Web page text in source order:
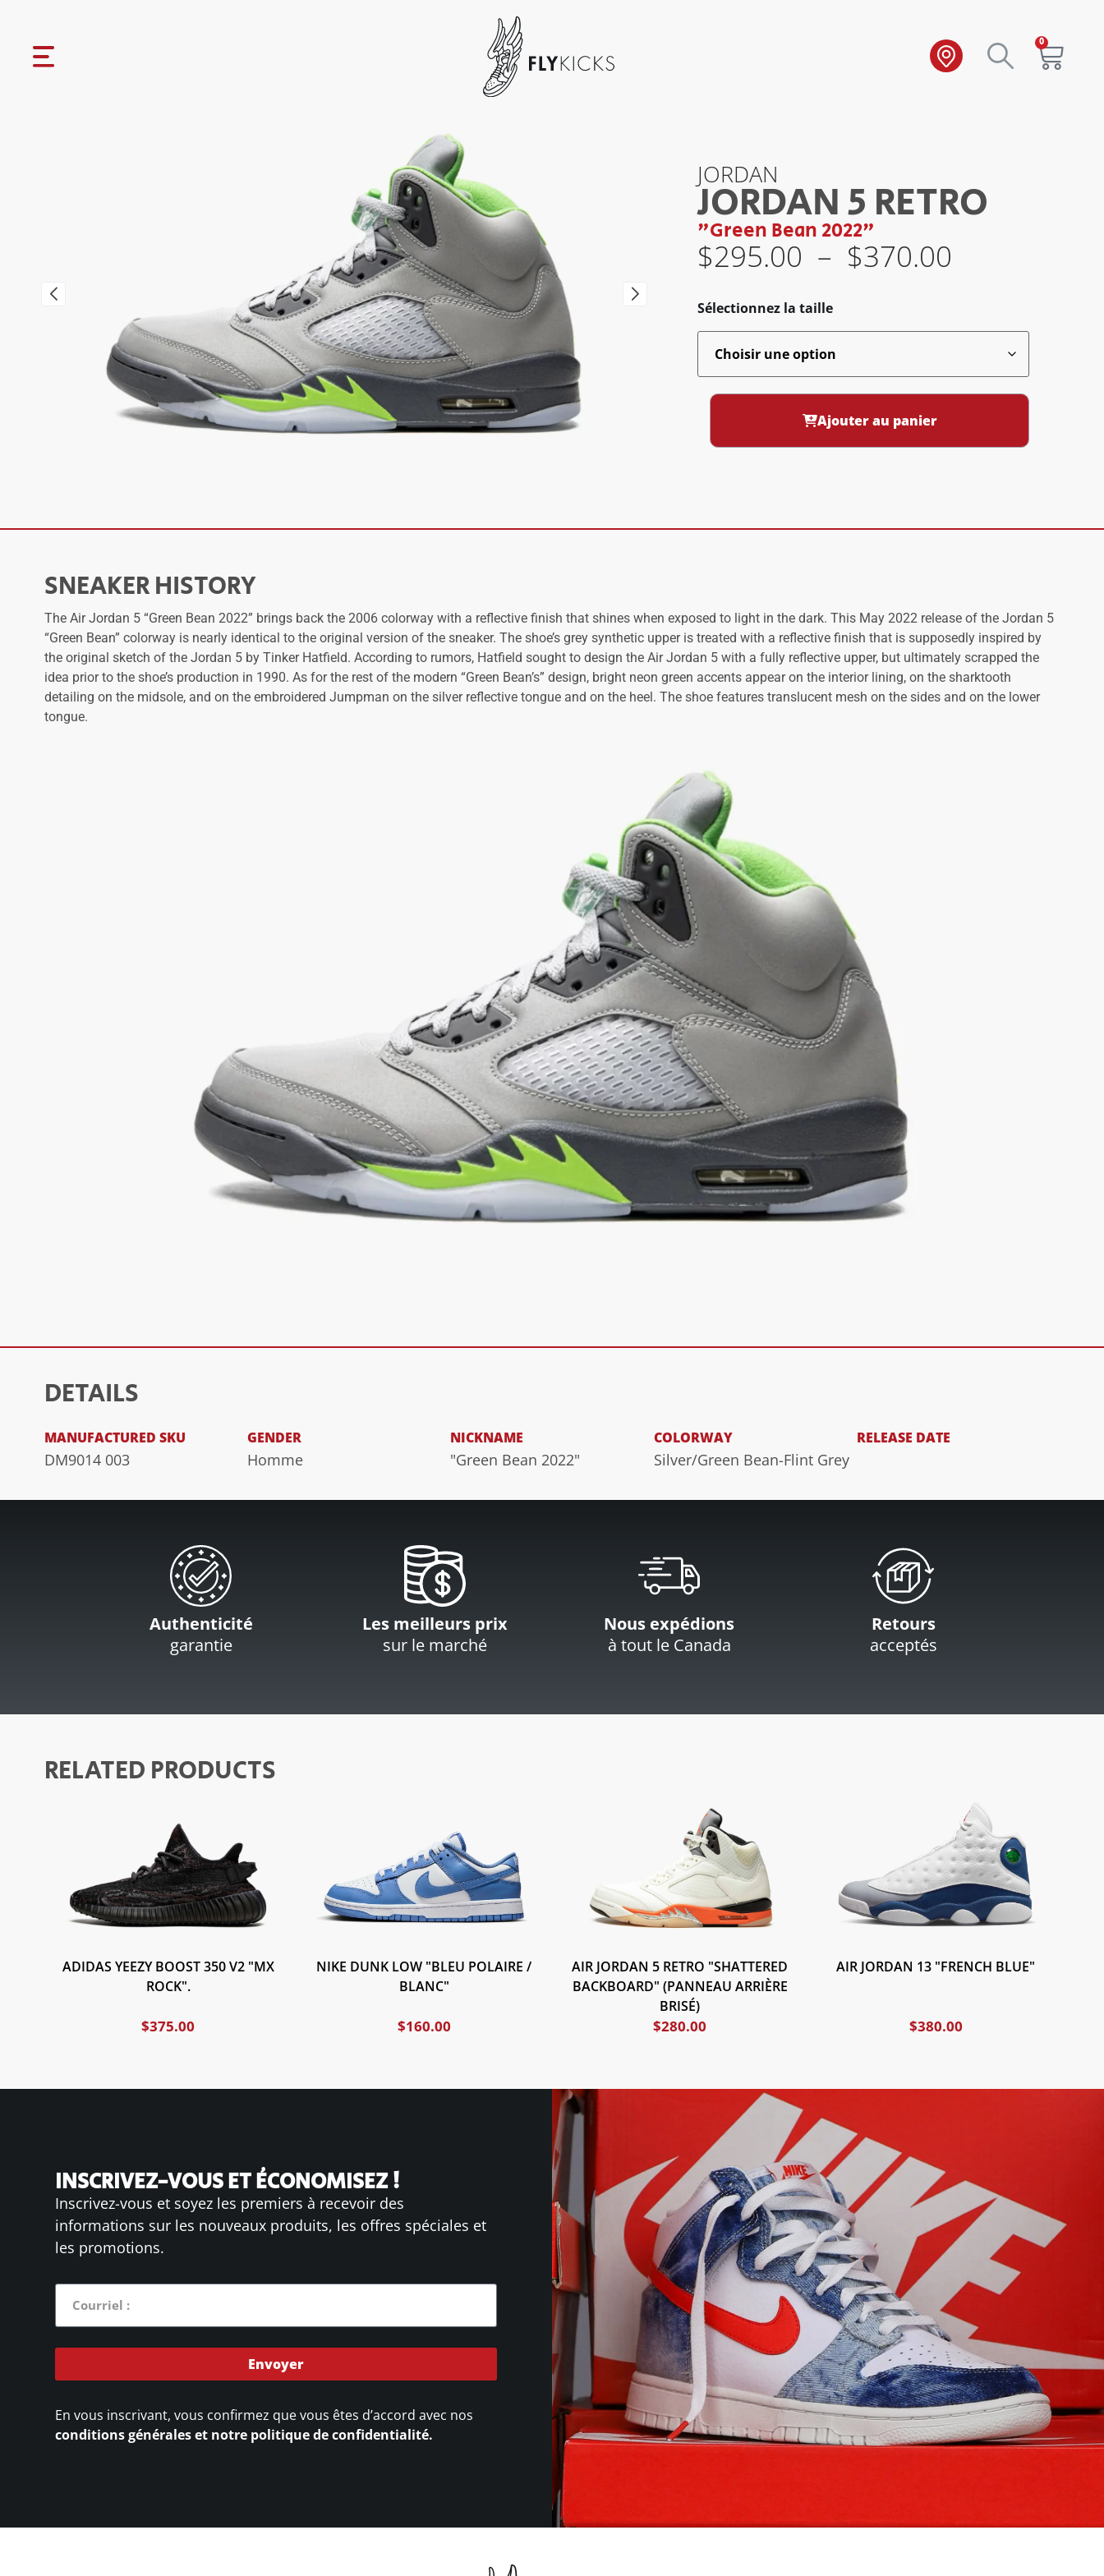
0
JORDAN
JORDAN 5 RETRO
"Green Bean 2022"
$295.00 – $370.00
Sélectionnez la taille
Ajouter au panier
SNEAKER HISTORY
The Air Jordan 5 “Green Bean 2022” brings back the 2006 colorway with a reflective finish that shines when exposed to light in the dark. This May 2022 release of the Jordan 5
“Green Bean” colorway is nearly identical to the original version of the sneaker. The shoe’s grey synthetic upper is treated with a reflective finish that is supposedly inspired by
the original sketch of the Jordan 5 by Tinker Hatfield. According to rumors, Hatfield sought to design the Air Jordan 5 with a fully reflective upper, but ultimately scrapped the
idea prior to the shoe’s production in 1990. As for the rest of the modern “Green Bean’s” design, bright neon green accents appear on the interior lining, on the sharktooth
detailing on the midsole, and on the embroidered Jumpman on the silver reflective tongue and on the heel. The shoe features translucent mesh on the sides and on the lower
tongue.
DETAILS
MANUFACTURED SKU
DM9014 003
GENDER
Homme
NICKNAME
"Green Bean 2022"
COLORWAY
Silver/Green Bean-Flint Grey
RELEASE DATE
Authenticité
garantie
Les meilleurs prix
sur le marché
Nous expédions
à tout le Canada
Retours
acceptés
RELATED PRODUCTS
ADIDAS YEEZY BOOST 350 V2 "MX
ROCK".
$375.00
NIKE DUNK LOW "BLEU POLAIRE /
BLANC"
$160.00
AIR JORDAN 5 RETRO "SHATTERED
BACKBOARD" (PANNEAU ARRIÈRE
BRISÉ)
$280.00
AIR JORDAN 13 "FRENCH BLUE"
$380.00
INSCRIVEZ-VOUS ET ÉCONOMISEZ !
Inscrivez-vous et soyez les premiers à recevoir des
informations sur les nouveaux produits, les offres spéciales et
les promotions.
Envoyer
En vous inscrivant, vous confirmez que vous êtes d’accord avec nos
conditions générales et notre politique de confidentialité.